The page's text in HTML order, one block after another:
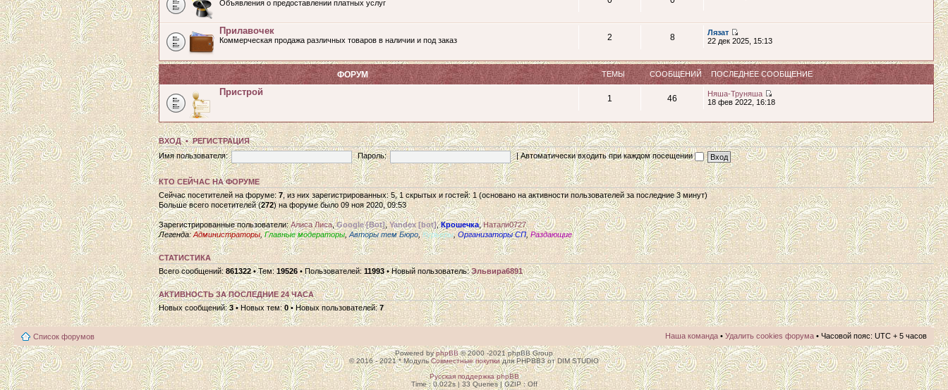
Объявления о предоставлении платных услуг
Прилавочек
Коммерческая продажа различных товаров в наличии и под заказ 2 8
Лязат
22 дек 2025, 15:13
ФОРУМ ТЕМЫ СООБЩЕНИЙ ПОСЛЕДНЕЕ СООБЩЕНИЕ
Пристрой
1 46
Няша-Труняша
18 фев 2022, 16:18
ВХОД•РЕГИСТРАЦИЯ
Имя пользователя:
Пароль: |Автоматически входить при каждом посещении
КТО СЕЙЧАС НА ФОРУМЕ
Сейчас посетителей на форуме:7, из них зарегистрированных: 5, 1 скрытых и гостей: 1 (основано на активности пользователей за последние 3 минут)
Больше всего посетителей (272) на форуме было 09 ноя 2020, 09:53
Зарегистрированные пользователи:Алиса Лиса,Google [Bot],Yandex [bot],Крошечка,Натали0727
Легенда:Администраторы,Главные модераторы, Авторы тем Бюро ,Курьеры,Организаторы СП, Раздающие
СТАТИСТИКА
Всего сообщений:861322• Тем:19526• Пользователей: 11993• Новый пользователь:Эльвира6891
АКТИВНОСТЬ ЗА ПОСЛЕДНИЕ 24 ЧАСА
Новых сообщений:3• Новых тем:0• Новых пользователей:7
Список форумов Наша команда • Удалить cookies форума • Часовой пояс: UTC + 5 часов
Powered byphpBB© 2000 -2021 phpBB Group
© 2016 - 2021 * МодульСовместные покупкидля PHPBB3 от DIM STUDIO
Русская поддержка phpBB
Time : 0.022s | 33 Queries | GZIP : Off